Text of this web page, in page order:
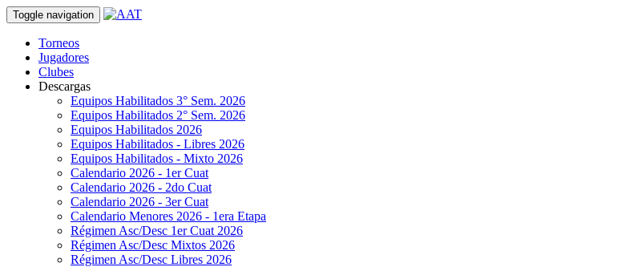
Toggle navigation
Torneos
Jugadores
Clubes
Descargas
Equipos Habilitados 3° Sem. 2026
Equipos Habilitados 2° Sem. 2026
Equipos Habilitados 2026
Equipos Habilitados - Libres 2026
Equipos Habilitados - Mixto 2026
Calendario 2026 - 1er Cuat
Calendario 2026 - 2do Cuat
Calendario 2026 - 3er Cuat
Calendario Menores 2026 - 1era Etapa
Régimen Asc/Desc 1er Cuat 2026
Régimen Asc/Desc Mixtos 2026
Régimen Asc/Desc Libres 2026